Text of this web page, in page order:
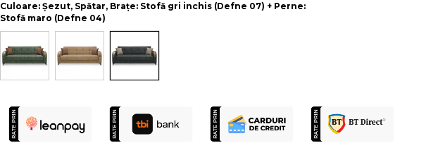
Culoare: Șezut, Spătar, Brațe: Stofă gri inchis (Defne 07) + Perne:
Stofă maro (Defne 04)